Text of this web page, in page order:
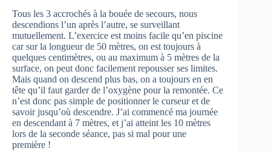
Tous les 3 accrochés à la bouée de secours, nous
descendions l’un après l’autre, se surveillant
mutuellement. L’exercice est moins facile qu’en piscine
car sur la longueur de 50 mètres, on est toujours à
quelques centimètres, ou au maximum à 5 mètres de la
surface, on peut donc facilement repousser ses limites.
Mais quand on descend plus bas, on a toujours en en
tête qu’il faut garder de l’oxygène pour la remontée. Ce
n’est donc pas simple de positionner le curseur et de
savoir jusqu’où descendre. J’ai commencé ma journée
en descendant à 7 mètres, et j’ai atteint les 10 mètres
lors de la seconde séance, pas si mal pour une
première !